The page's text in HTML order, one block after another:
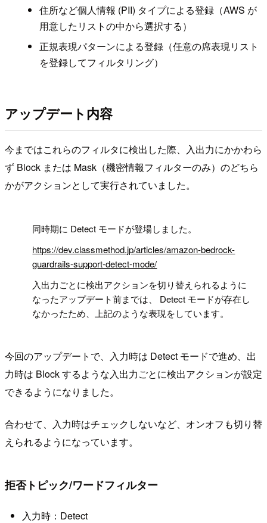
住所など個人情報 (PII) タイプによる登録（AWS が
用意したリストの中から選択する）
正規表現パターンによる登録（任意の席表現リスト
を登録してフィルタリング）
アップデート内容
今まではこれらのフィルタに検出した際、入出力にかかわら
ず Block または Mask（機密情報フィルターのみ）のどちら
かがアクションとして実行されていました。
同時期に Detect モードが登場しました。
https://dev.classmethod.jp/articles/amazon-bedrock-
guardrails-support-detect-mode/
入出力ごとに検出アクションを切り替えられるように
なったアップデート前までは、 Detect モードが存在し
なかったため、上記のような表現をしています。
今回のアップデートで、入力時は Detect モードで進め、出
力時は Block するような入出力ごとに検出アクションが設定
できるようになりました。
合わせて、入力時はチェックしないなど、オンオフも切り替
えられるようになっています。
拒否トピック/ワードフィルター
入力時：Detect